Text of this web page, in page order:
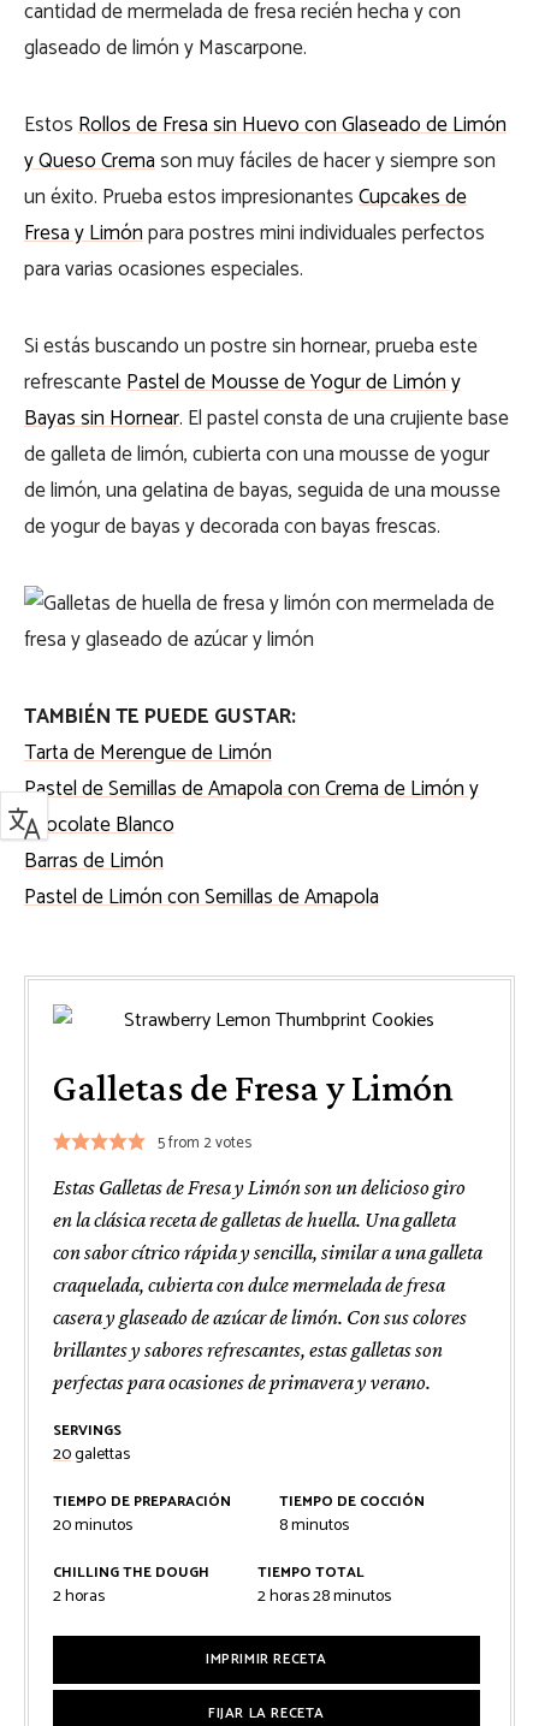
cantidad de mermelada de fresa recién hecha y con
glaseado de limón y Mascarpone.
EstosRollos de Fresa sin Huevo con Glaseado de Limón
y Queso Cremason muy fáciles de hacer y siempre son
un éxito. Prueba estos impresionantesCupcakes de
Fresa y Limónpara postres mini individuales perfectos
para varias ocasiones especiales.
Si estás buscando un postre sin hornear, prueba este
refrescantePastel de Mousse de Yogur de Limón y
Bayas sin Hornear. El pastel consta de una crujiente base
de galleta de limón, cubierta con una mousse de yogur
de limón, una gelatina de bayas, seguida de una mousse
de yogur de bayas y decorada con bayas frescas.
TAMBIÉN TE PUEDE GUSTAR:
Tarta de Merengue de Limón
Pastel de Semillas de Amapola con Crema de Limón y
Chocolate Blanco
Barras de Limón
Pastel de Limón con Semillas de Amapola
Galletas de Fresa y Limón
5from 2votes
Estas Galletas de Fresa y Limón son un delicioso giro
en la clásica receta de galletas de huella. Una galleta
con sabor cítrico rápida y sencilla, similar a una galleta
craquelada, cubierta con dulce mermelada de fresa
casera y glaseado de azúcar de limón. Con sus colores
brillantes y sabores refrescantes, estas galletas son
perfectas para ocasiones de primavera y verano.
SERVINGS
20galettas
TIEMPO DE PREPARACIÓN
20minutos
minutos
TIEMPO DE COCCIÓN
8minutos
minutos
CHILLING THE DOUGH
2horas
horas
TIEMPO TOTAL
2horas
horas28minutos
minutos
IMPRIMIR RECETA
FIJAR LA RECETA